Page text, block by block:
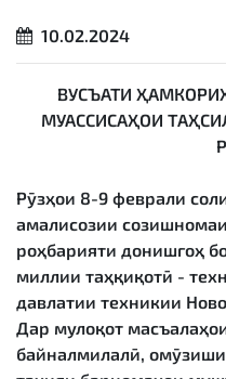
10.02.2024
ВУСЪАТИ
МУАССИСАҲОИ
Рӯзҳои 8-9 феврали
амалисозии
роҳбарияти донишгоҳ
миллии таҳқиқотӣ -
давлатии техникии
Дар мулоқот
байналмилалӣ,